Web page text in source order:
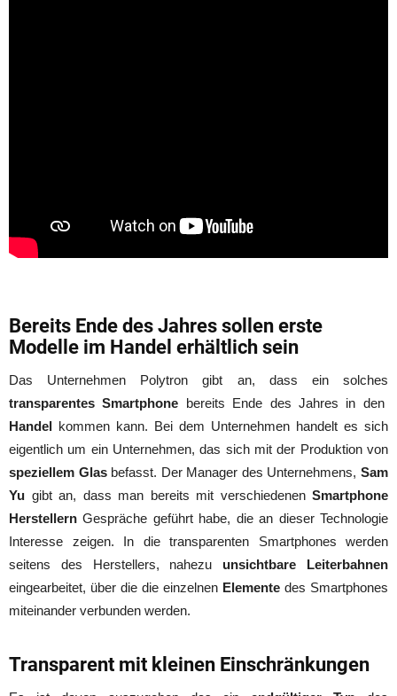
Bereits Ende des Jahres sollen erste
Modelle im Handel erhältlich sein
Das Unternehmen Polytron gibt an, dass ein solches
transparentes Smartphone bereits Ende des Jahres in den
Handel kommen kann. Bei dem Unternehmen handelt es sich
eigentlich um ein Unternehmen, das sich mit der Produktion von
speziellem Glasbefasst. Der Manager des Unternehmens,Sam
Yu gibt an, dass man bereits mit verschiedenenSmartphone
Herstellern Gespräche geführt habe, die an dieser Technologie
Interesse zeigen. In die transparenten Smartphones werden
seitens des Herstellers, nahezu unsichtbare Leiterbahnen
eingearbeitet, über die die einzelnen Elemente des Smartphones
miteinander verbunden werden.
Transparent mit kleinen Einschränkungen